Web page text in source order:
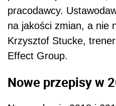
pracodawcy.
na jakości zmian, a nie
Krzysztof Stucke,
Effect Group.
Nowe przepisy w